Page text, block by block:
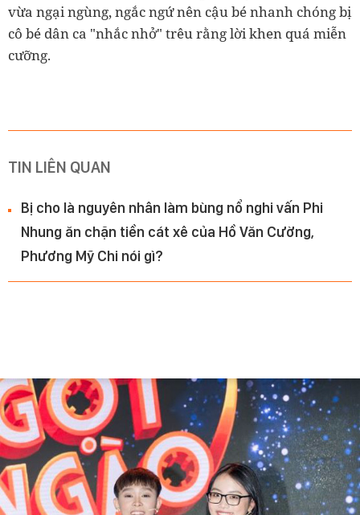
vừa ngại ngùng, ngắc ngứ nên cậu bé nhanh chóng bị
cô bé dân ca "nhắc nhở" trêu rằng lời khen quá miễn
cưỡng.
TIN LIÊN QUAN
Bị cho là nguyên nhân làm bùng nổ nghi vấn Phi
Nhung ăn chặn tiền cát xê của Hồ Văn Cường,
Phương Mỹ Chi nói gì?